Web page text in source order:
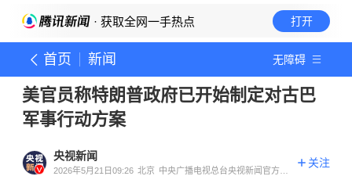
· 获取全网一手热点 打开
首页 新闻 无障碍
美官员称特朗普政府已开始制定对古巴
军事行动方案
央视新闻
2026年5月21日09:26 北京 中央广播电视总台央视新闻官方账
关注